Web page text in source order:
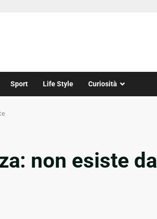
Sport Life Style Curiosità
non esiste da